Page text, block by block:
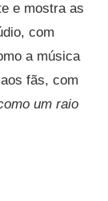
e mostra as
com
a música
fãs, com
um raio